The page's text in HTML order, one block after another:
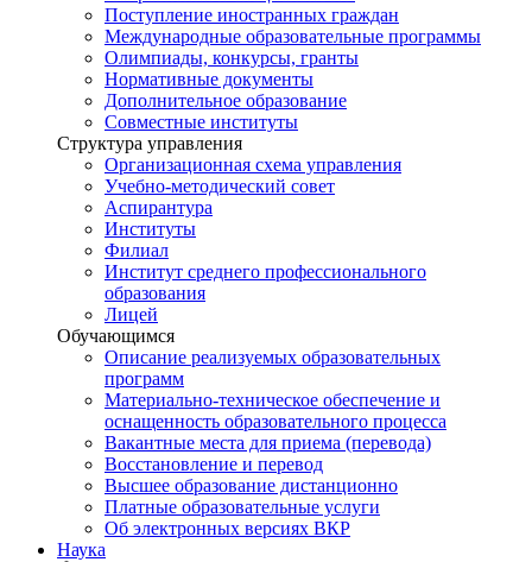
Поступление иностранных граждан
Международные образовательные программы
Олимпиады, конкурсы, гранты
Нормативные документы
Дополнительное образование
Совместные институты
Структура управления
Организационная схема управления
Учебно-методический совет
Аспирантура
Институты
Филиал
Институт среднего профессионального
образования
Лицей
Обучающимся
Описание реализуемых образовательных
программ
Материально-техническое обеспечение и
оснащенность образовательного процесса
Вакантные места для приема (перевода)
Восстановление и перевод
Высшее образование дистанционно
Платные образовательные услуги
Об электронных версиях ВКР
Наука